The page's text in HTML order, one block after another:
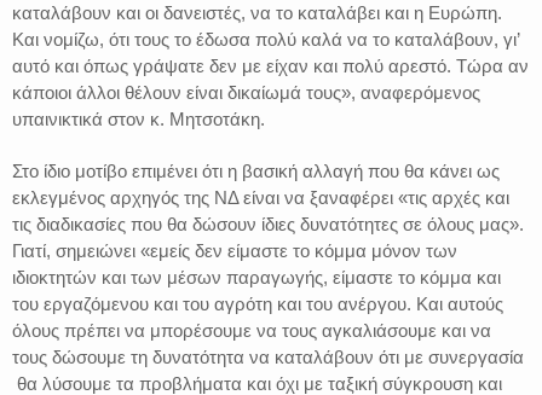
καταλάβουν και οι δανειστές, να το καταλάβει και η Ευρώπη.
Και νομίζω, ότι τους το έδωσα πολύ καλά να το καταλάβουν, γι’
αυτό και όπως γράψατε δεν με είχαν και πολύ αρεστό. Τώρα αν
κάποιοι άλλοι θέλουν είναι δικαίωμά τους», αναφερόμενος
υπαινικτικά στον κ. Μητσοτάκη.
Στο ίδιο μοτίβο επιμένει ότι η βασική αλλαγή που θα κάνει ως
εκλεγμένος αρχηγός της ΝΔ είναι να ξαναφέρει «τις αρχές και
τις διαδικασίες που θα δώσουν ίδιες δυνατότητες σε όλους μας».
Γιατί, σημειώνει «εμείς δεν είμαστε το κόμμα μόνον των
ιδιοκτητών και των μέσων παραγωγής, είμαστε το κόμμα και
του εργαζόμενου και του αγρότη και του ανέργου. Και αυτούς
όλους πρέπει να μπορέσουμε να τους αγκαλιάσουμε και να
τους δώσουμε τη δυνατότητα να καταλάβουν ότι με συνεργασία
θα λύσουμε τα προβλήματα και όχι με ταξική σύγκρουση και